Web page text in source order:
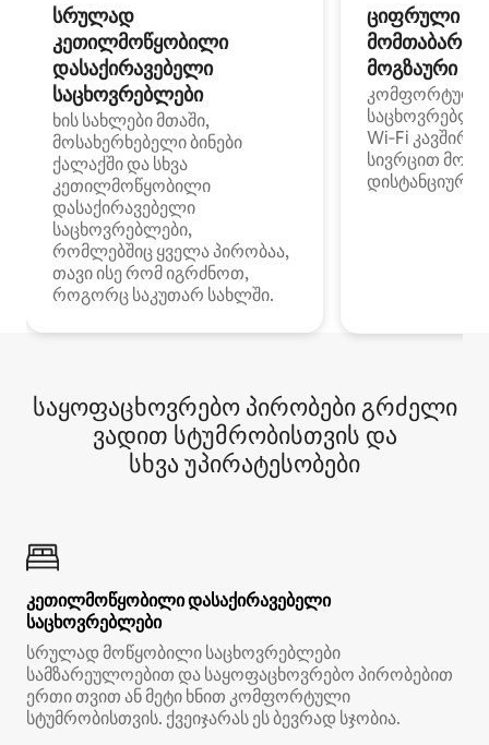
სრულად
კეთილმოწყობილი
დასაქირავებელი
საცხოვრებლები
ხის სახლები მთაში,
მოსახერხებელი ბინები
ქალაქში და სხვა
კეთილმოწყობილი
დასაქირავებელი
საცხოვრებლები,
რომლებშიც ყველა პირობაა,
თავი ისე რომ იგრძნოთ,
როგორც საკუთარ სახლში.
ციფრული
მოგზაური
კომფორტული
Wi‑Fi
სივრცით
დისტანციური
საყოფაცხოვრებო პირობები გრძელი
ვადით სტუმრობისთვის და
სხვა უპირატესობები
კეთილმოწყობილი დასაქირავებელი
საცხოვრებლები
სრულად მოწყობილი საცხოვრებლები
სამზარეულოებით და საყოფაცხოვრებო პირობებით
ერთი თვით ან მეტი ხნით კომფორტული
სტუმრობისთვის. ქვეიჯარას ეს ბევრად სჯობია.